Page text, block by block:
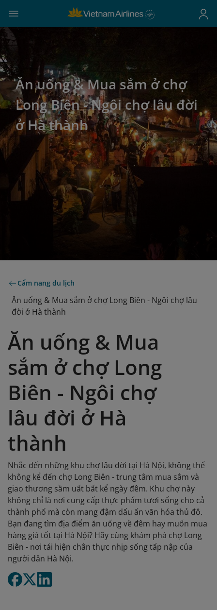
Ăn uống & Mua sắm ở chợ
Long Biên - Ngôi chợ lâu đời
ở Hà thành
Cẩm nang du lịch
Ăn uống & Mua sắm ở chợ Long Biên - Ngôi chợ lâu
đời ở Hà thành
Ăn uống & Mua
sắm ở chợ Long
Biên - Ngôi chợ
lâu đời ở Hà
thành
Nhắc đến những khu chợ lâu đời tại Hà Nội, không thể
không kể đến chợ Long Biên - trung tâm mua sắm và
giao thương sầm uất bất kể ngày đêm. Khu chợ này
không chỉ là nơi cung cấp thực phẩm tươi sống cho cả
thành phố mà còn mang đậm dấu ấn văn hóa thủ đô.
Bạn đang tìm địa điểm ăn uống về đêm hay muốn mua
hàng giá tốt tại Hà Nội? Hãy cùng khám phá chợ Long
Biên - nơi tái hiện chân thực nhịp sống tấp nập của
người dân Hà Nội.